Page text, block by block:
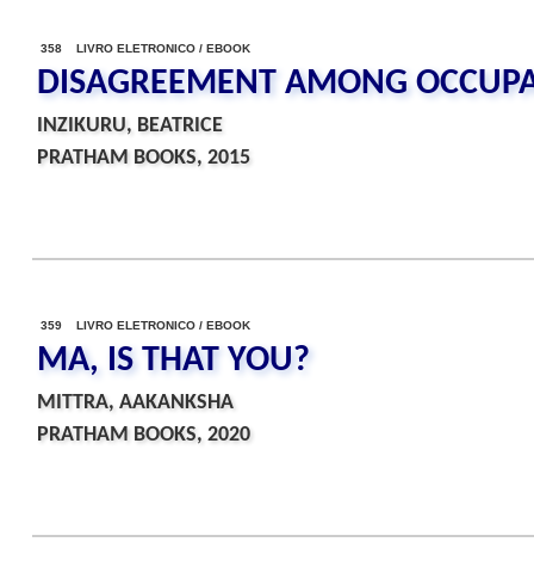
358 LIVRO ELETRONICO / EBOOK
DISAGREEMENT AMONG
INZIKURU, BEATRICE
PRATHAM BOOKS, 2015
359 LIVRO ELETRONICO / EBOOK
MA, IS THAT YOU?
MITTRA, AAKANKSHA
PRATHAM BOOKS, 2020